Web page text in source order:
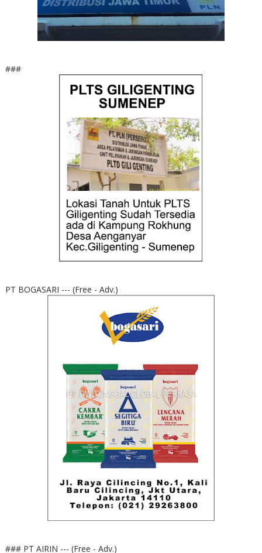
###
PT BOGASARI --- (Free - Adv.)
### PT AIRIN --- (Free - Adv.)